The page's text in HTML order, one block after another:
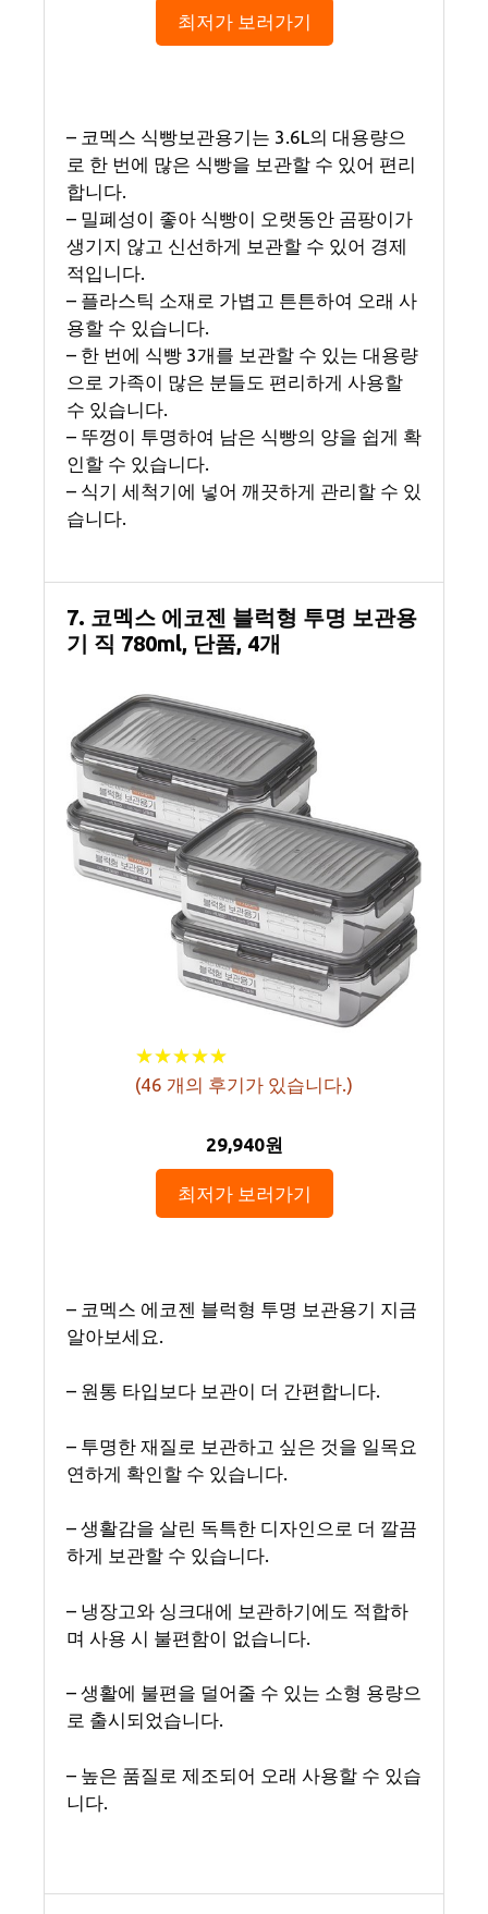
최저가 보러가기
– 코멕스 식빵보관용기는 3.6L의 대용량으
로 한 번에 많은 식빵을 보관할 수 있어 편리
합니다.
– 밀폐성이 좋아 식빵이 오랫동안 곰팡이가
생기지 않고 신선하게 보관할 수 있어 경제
적입니다.
– 플라스틱 소재로 가볍고 튼튼하여 오래 사
용할 수 있습니다.
– 한 번에 식빵 3개를 보관할 수 있는 대용량
으로 가족이 많은 분들도 편리하게 사용할
수 있습니다.
– 뚜껑이 투명하여 남은 식빵의 양을 쉽게 확
인할 수 있습니다.
– 식기 세척기에 넣어 깨끗하게 관리할 수 있
습니다.
7. 코멕스 에코젠 블럭형 투명 보관용
기 직 780ml, 단품, 4개
★★★★★
★★★★★
(46 개의 후기가 있습니다.)
29,940원
최저가 보러가기
– 코멕스 에코젠 블럭형 투명 보관용기 지금
알아보세요.
– 원통 타입보다 보관이 더 간편합니다.
– 투명한 재질로 보관하고 싶은 것을 일목요
연하게 확인할 수 있습니다.
– 생활감을 살린 독특한 디자인으로 더 깔끔
하게 보관할 수 있습니다.
– 냉장고와 싱크대에 보관하기에도 적합하
며 사용 시 불편함이 없습니다.
– 생활에 불편을 덜어줄 수 있는 소형 용량으
로 출시되었습니다.
– 높은 품질로 제조되어 오래 사용할 수 있습
니다.